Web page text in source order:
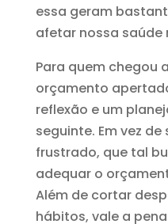
essa geram
afetar nossa saúde
Para quem chegou
orçamento
reflexão e um
seguinte. Em vez
frustrado, que tal
adequar o
Além de cortar
hábitos, vale a